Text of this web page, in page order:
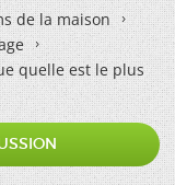
de la maison
quelle est le plus